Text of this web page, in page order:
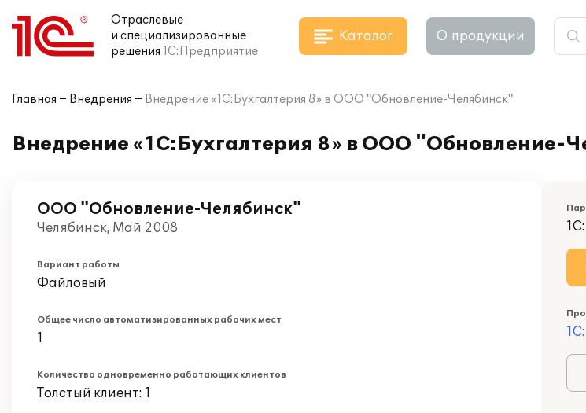
Отраслевые
и специализированные
решения 1С:Предприятие
Каталог О продукции
Главная Внедрения Внедрение «1С:Бухгалтерия 8» в ООО "Обновление-Челябинск"
Внедрение «1С:Бухгалтерия 8» в ООО "Обновление-
ООО "Обновление-Челябинск"
Челябинск, Май 2008
Вариант работы
Файловый
Общее число автоматизированных рабочих мест
1
Количество одновременно работающих клиентов
Толстый клиент: 1